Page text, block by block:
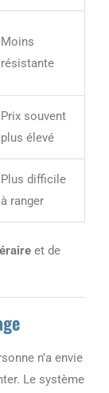
Moins
résistante
Prix souvent
plus élevé
Plus difficile
à ranger
et de
n’a envie
Le système